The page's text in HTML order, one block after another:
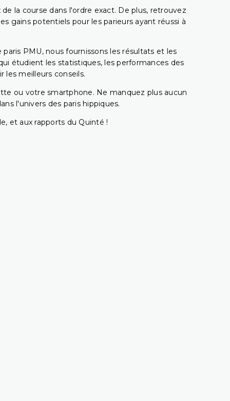
la course dans l'ordre exact. De plus, retrouvez
gains potentiels pour les parieurs ayant réussi à
PMU, nous fournissons les résultats et les
étudient les statistiques, les performances des
les meilleurs conseils.
ou votre smartphone. Ne manquez plus aucun
l'univers des paris hippiques.
et aux rapports du Quinté !